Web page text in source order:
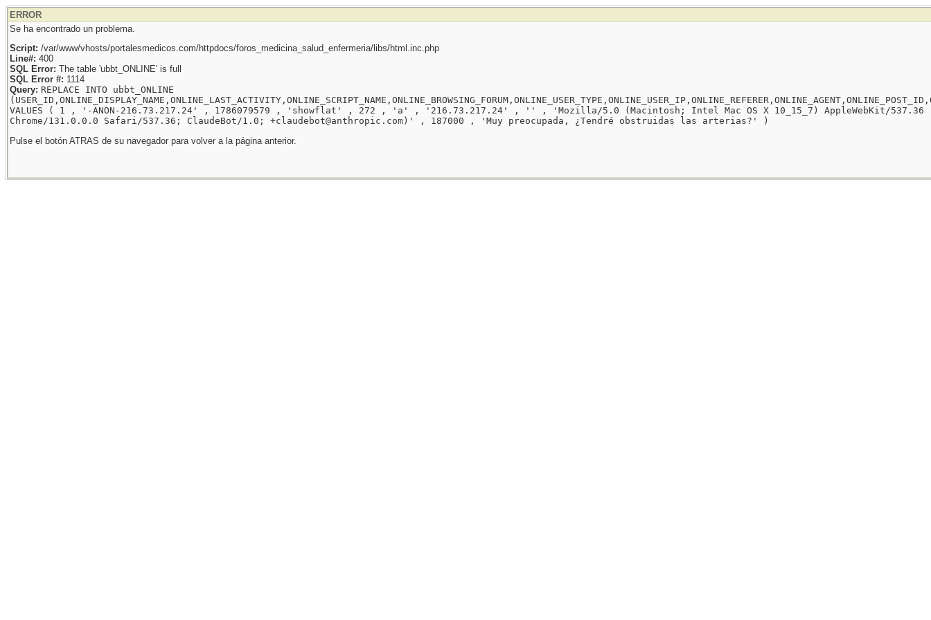
ERROR
Se ha encontrado un problema.
Script: /var/www/vhosts/portalesmedicos.com/httpdocs/foros_medicina_salud_enfermeria/libs/html.inc.php
Line#: 400
SQL Error: The table 'ubbt_ONLINE' is full
SQL Error #: 1114
Query: REPLACE INTO ubbt_ONLINE
VALUES ( 1 , '-ANON-216.73.217.24' , 1786079579 , 'showflat' , 272 , 'a' , '216.73.217.24' , '' , 'Mozilla/5.0 (Macintosh; Intel Mac OS X 10_15_7) AppleWebKit/537.36
Chrome/131.0.0.0 Safari/537.36; ClaudeBot/1.0; +claudebot@anthropic.com)' , 187000 , 'Muy preocupada, ¿Tendré obstruidas las arterias?' )
Pulse el botón ATRAS de su navegador para volver a la página anterior.